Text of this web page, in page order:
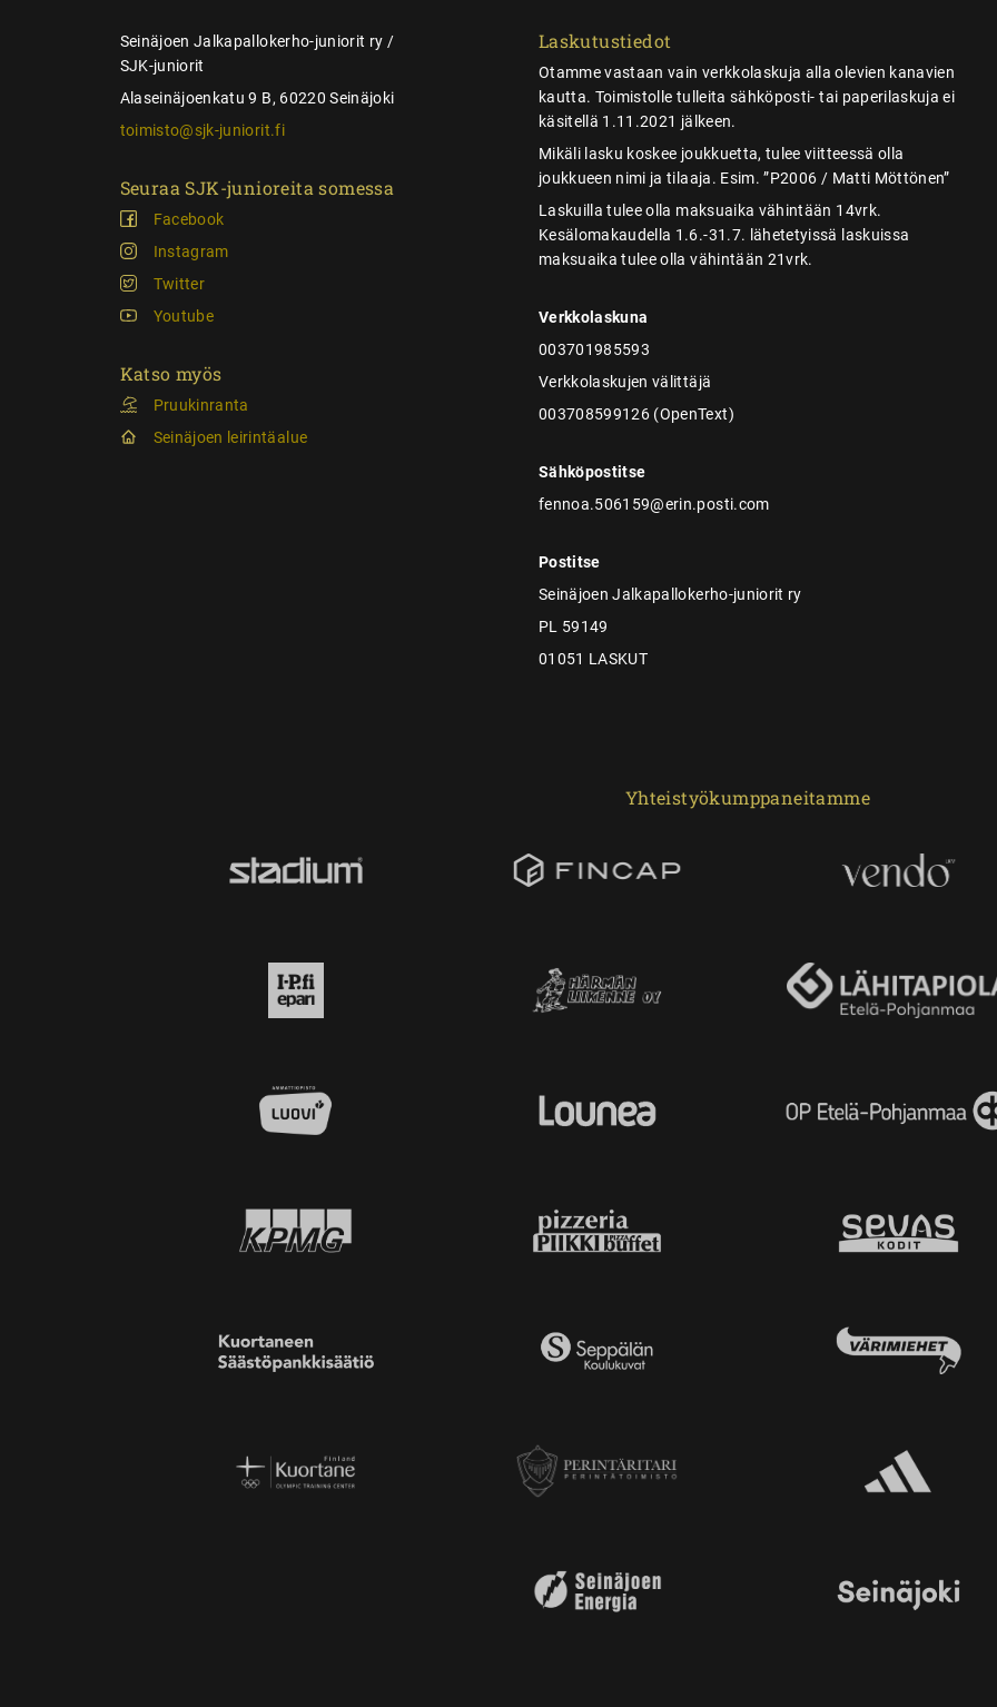
Seinäjoen Jalkapallokerho-juniorit ry /
SJK-juniorit
Alaseinäjoenkatu 9 B, 60220 Seinäjoki
toimisto@sjk-juniorit.fi
Seuraa SJK-junioreita somessa
Facebook
Instagram
Twitter
Youtube
Katso myös
Pruukinranta
Seinäjoen leirintäalue
Laskutustiedot
Otamme vastaan vain verkkolaskuja alla olevien kanavien
kautta. Toimistolle tulleita sähköposti- tai paperilaskuja ei
käsitellä 1.11.2021 jälkeen.
Mikäli lasku koskee joukkuetta, tulee viitteessä olla
joukkueen nimi ja tilaaja. Esim. ”P2006 / Matti Möttönen”
Laskuilla tulee olla maksuaika vähintään 14vrk.
Kesälomakaudella 1.6.-31.7. lähetetyissä laskuissa
maksuaika tulee olla vähintään 21vrk.
Verkkolaskuna
003701985593
Verkkolaskujen välittäjä
003708599126 (OpenText)
Sähköpostitse
fennoa.506159@erin.posti.com
Postitse
Seinäjoen Jalkapallokerho-juniorit ry
PL 59149
01051 LASKUT
Yhteistyökumppaneitamme